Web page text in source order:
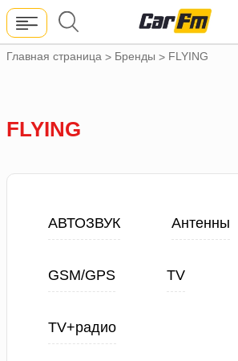
Главная страница > Бренды > FLYING
FLYING
АВТОЗВУК Антенны
GSM/GPS TV
TV+радио